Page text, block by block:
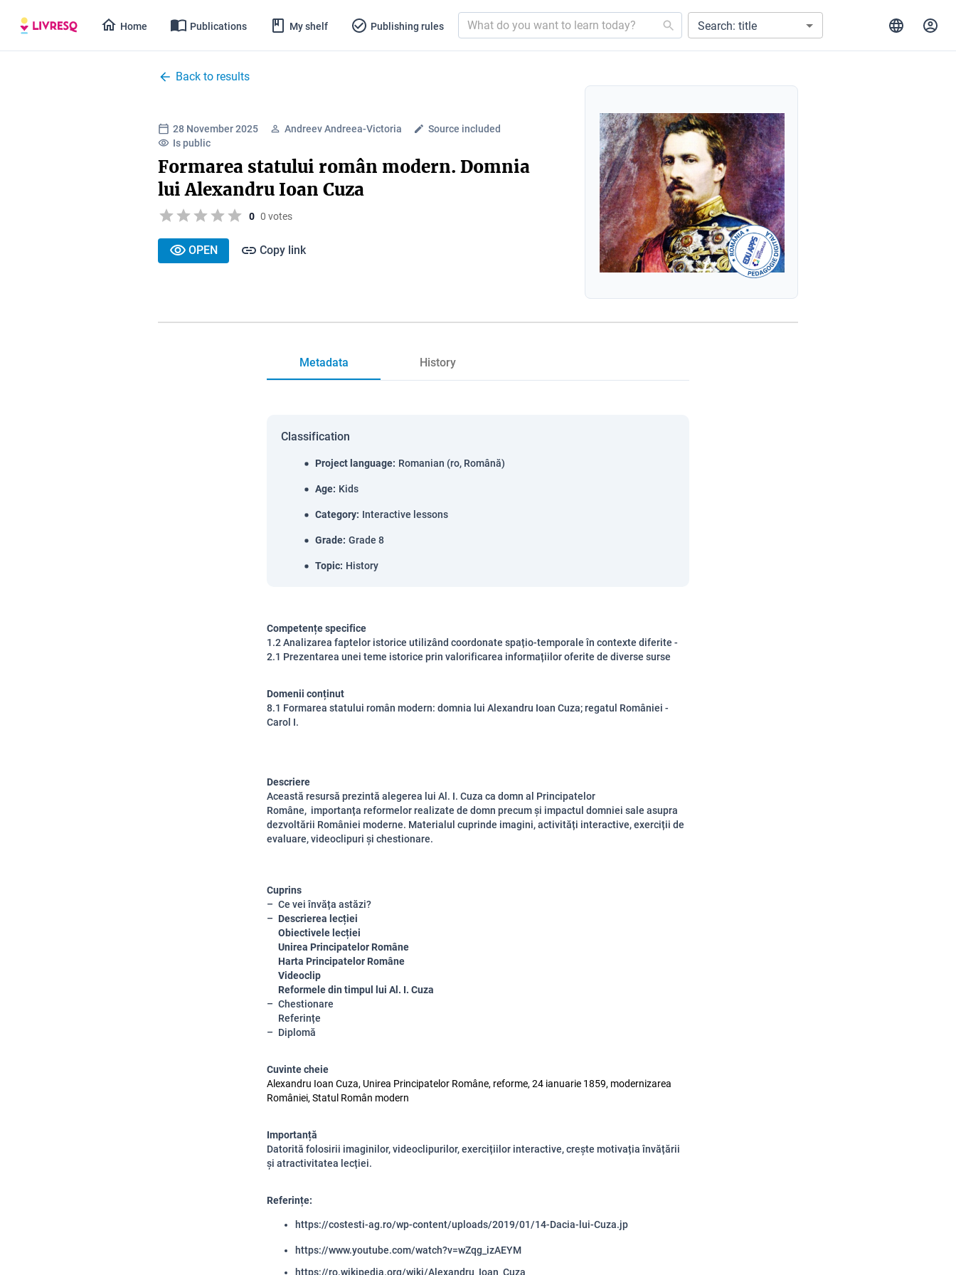
Home Publications My shelf Publishing rules Search: title
Back to results
28 November 2025 Andreev Andreea-Victoria
Source included
Is public
Formarea statului român modern. Domnia
lui Alexandru Ioan Cuza
0 0 votes
OPEN Copy link
Metadata History
Classification
Project language: Romanian (ro, Română)
Age: Kids
Category: Interactive lessons
Grade: Grade 8
Topic: History
Competențe specifice
1.2 Analizarea faptelor istorice utilizând coordonate spațio-temporale în contexte diferite -
2.1 Prezentarea unei teme istorice prin valorificarea informațiilor oferite de diverse surse
Domenii conținut
8.1 Formarea statului român modern: domnia lui Alexandru Ioan Cuza; regatul României -
Carol I.
Descriere
Această resursă prezintă alegerea lui Al. I. Cuza ca domn al Principatelor
Române, importanța reformelor realizate de domn precum și impactul domniei sale asupra
dezvoltării României moderne. Materialul cuprinde imagini, activități interactive, exerciții de
evaluare, videoclipuri și chestionare.
Cuprins
Ce vei învăța astăzi?
Descrierea lecției
Obiectivele lecției
Unirea Principatelor Române
Harta Principatelor Române
Videoclip
Reformele din timpul lui Al. I. Cuza
Chestionare
Referințe
Diplomă
Cuvinte cheie
Alexandru Ioan Cuza, Unirea Principatelor Române, reforme, 24 ianuarie 1859, modernizarea
României, Statul Român modern
Importanță
Datorită folosirii imaginilor, videoclipurilor, exercițiilor interactive, crește motivația învățării
și atractivitatea lecției.
Referințe:
https://costesti-ag.ro/wp-content/uploads/2019/01/14-Dacia-lui-Cuza.jp
https://www.youtube.com/watch?v=wZqg_izAEYM
https://ro.wikipedia.org/wiki/Alexandru_Ioan_Cuza